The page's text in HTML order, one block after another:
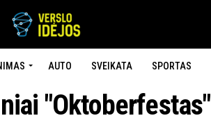
AUTO SVEIKATA SPORTAS
"Oktoberfestas"